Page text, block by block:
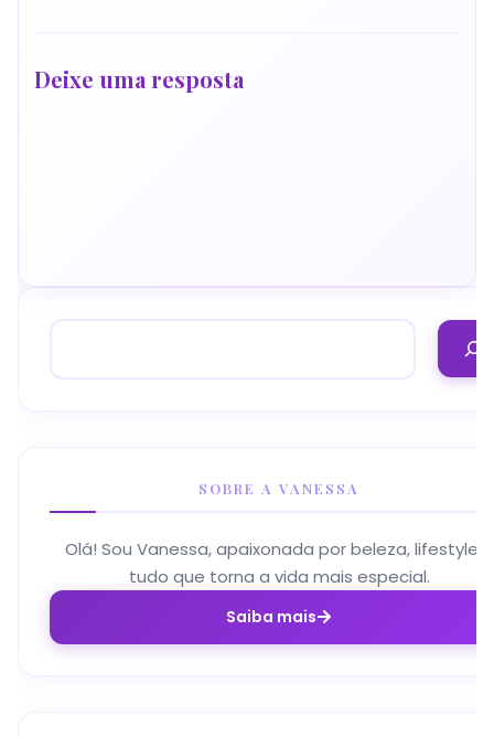
Deixe uma resposta
SOBRE A VANESSA
Olá! Sou Vanessa, apaixonada por beleza, lifestyle e
tudo que torna a vida mais especial.
Saiba mais